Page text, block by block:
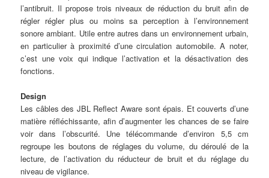
l’antibruit. Il propose trois niveaux de réduction du bruit afin de
régler régler plus ou moins sa perception à l’environnement
sonore ambiant. Utile entre autres dans un environnement urbain,
en particulier à proximité d’une circulation automobile. A noter,
c’est une voix qui indique l’activation et la désactivation des
fonctions.
Design
Les câbles des JBL Reflect Aware sont épais. Et couverts d’une
matière réfléchissante, afin d’augmenter les chances de se faire
voir dans l’obscurité. Une télécommande d’environ 5,5 cm
regroupe les boutons de réglages du volume, du déroulé de la
lecture, de l’activation du réducteur de bruit et du réglage du
niveau de vigilance.